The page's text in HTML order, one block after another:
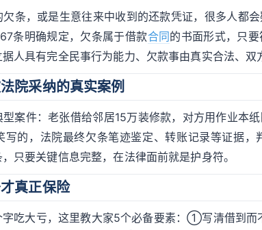
条，或是生意往来中收到的还款凭证，很多人都
条明确规定，欠条属于借款合同的书面形式，只
人具有完全民事行为能力、欠款事由真实合法、双
院采纳的真实案例
案件：老张借给邻居15万装修款，对方用作业本
写的，法院最终欠条笔迹鉴定、转账记录等证据
只要关键信息完整，在法律面前就是护身符。
真正保险
字吃大亏，这里教大家5个必备要素：①写清借到